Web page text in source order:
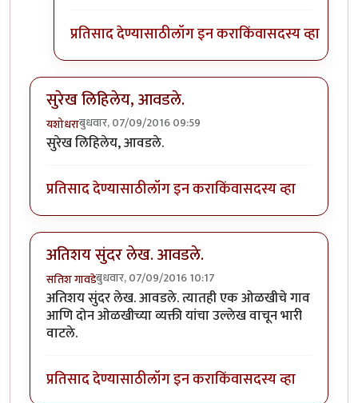
प्रतिसाद देण्यासाठीलॉग इन कराकिंवासदस्य व्हा
सुरेख लिहिलेय, आवडले.
यशोधराबुधवार, 07/09/2016 09:59
सुरेख लिहिलेय, आवडले.
प्रतिसाद देण्यासाठीलॉग इन कराकिंवासदस्य व्हा
अतिशय सुंदर लेख. आवडले.
सतिश गावडेबुधवार, 07/09/2016 10:17
अतिशय सुंदर लेख. आवडले. त्यातही एक ओळखीचे गाव
आणि दोन ओळखीच्या व्यक्ती यांचा उल्लेख वाचून भारी
वाटले.
प्रतिसाद देण्यासाठीलॉग इन कराकिंवासदस्य व्हा